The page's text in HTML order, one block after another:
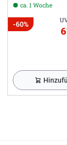
ca. 1 Woche
-60%